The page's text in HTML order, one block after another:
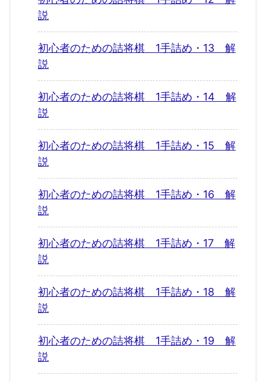
説
初心者のための詰将棋 1手詰め・13 解
説
初心者のための詰将棋 1手詰め・14 解
説
初心者のための詰将棋 1手詰め・15 解
説
初心者のための詰将棋 1手詰め・16 解
説
初心者のための詰将棋 1手詰め・17 解
説
初心者のための詰将棋 1手詰め・18 解
説
初心者のための詰将棋 1手詰め・19 解
説